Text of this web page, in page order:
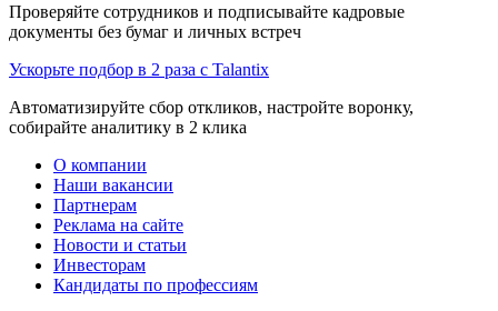
Проверяйте сотрудников и подписывайте кадровые
документы без бумаг и личных встреч
Ускорьте подбор в 2 раза с Talantix
Автоматизируйте сбор откликов, настройте воронку,
собирайте аналитику в 2 клика
О компании
Наши вакансии
Партнерам
Реклама на сайте
Новости и статьи
Инвесторам
Кандидаты по профессиям